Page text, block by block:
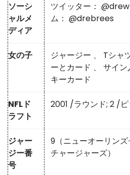
ソーシ
ャルメ
ディア
ツイッター：
ム： @drebrees
女の子 ジャージー 、 Tシャ
ーとカード 、 サイン
キーカード
NFLド
ラフト
2001 /ラウンド; 2 /
ジャー
ジー番
号
9（ニューオーリン
チャージャーズ）